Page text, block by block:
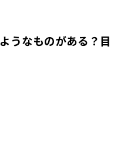
うなものがある？目